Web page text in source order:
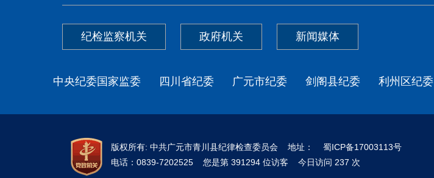
纪检监察机关 政府机关 新闻媒体
中央纪委国家监委 四川省纪委 广元市纪委 剑阁县纪委 利州区纪委
版权所有: 中共广元市青川县纪律检查委员会 地址：
蜀ICP备17003113号
电话：0839-7202525 您是第 391294 位访客 今日访问 237 次